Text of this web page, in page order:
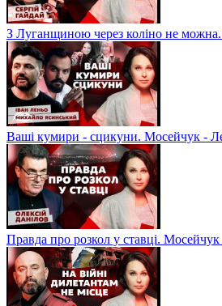
З Луганщиною через коліно не
Ваші кумири - сцикуни. Мосейчук -
Правда про розкол у ставці. Мосейчук